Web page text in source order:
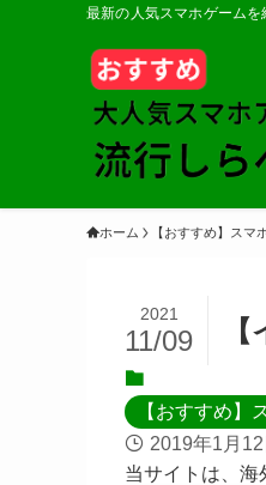
最新の人気スマホゲーム
ホーム 【おすすめ】ス
2021
11/09
【おすすめ
2019年1月12
当サイトは、海